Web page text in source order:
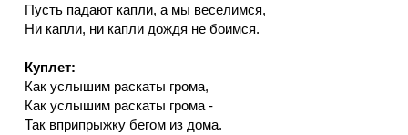
Пусть падают капли, а мы веселимся,
Ни капли, ни капли дождя не боимся.
Куплет:
Как услышим раскаты грома,
Как услышим раскаты грома -
Так вприпрыжку бегом из дома.